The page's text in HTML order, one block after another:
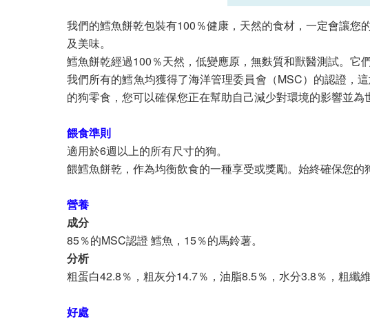
我們的鱈魚餅乾包裝有100％健康，天然的食材，一定會讓
及美味。
鱈魚餅乾經過100％天然，低變應原，無麩質和獸醫測試。它
我們所有的鱈魚均獲得了海洋管理委員會（MSC）的認證，
的狗零食，您可以確保您正在幫助自己減少對環境的影響並為
餵食準則
適用於6週以上的所有尺寸的狗。
餵鱈魚餅乾，作為均衡飲食的一種享受或獎勵。始終確保您
營養
成分
85％的MSC認證 鱈魚，15％的馬鈴薯。
分析
粗蛋白42.8％，粗灰分14.7％，油脂8.5％，水分3.8％，粗纖
好處